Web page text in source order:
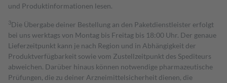
und Produktinformationen lesen.
3Die Übergabe deiner Bestellung an den Paketdienstleister erfolgt
bei uns werktags von Montag bis Freitag bis 18:00 Uhr. Der genaue
Lieferzeitpunkt kann je nach Region und in Abhängigkeit der
Produktverfügbarkeit sowie vom Zustellzeitpunkt des Spediteurs
abweichen. Darüber hinaus können notwendige pharmazeutische
Prüfungen, die zu deiner Arzneimittelsicherheit dienen, die